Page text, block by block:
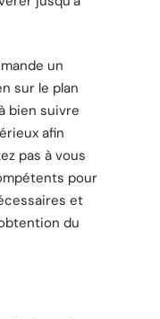
un
sur le plan
bien suivre
afin
pas à vous
pour
et
du